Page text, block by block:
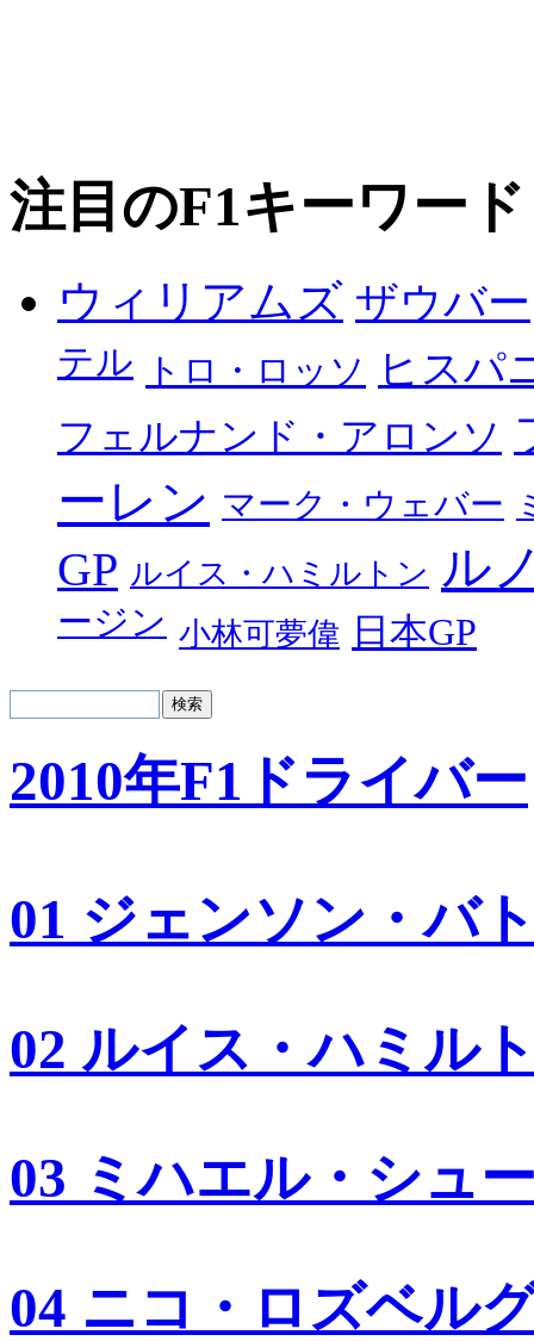
注目のF1キーワード
ウィリアムズ ザウバー
テル トロ・ロッソ ヒスパ
フェルナンド・アロンソ
ーレン マーク・ウェバー
GP ルイス・ハミルトン ル
ージン 小林可夢偉 日本GP
2010年F1ドライバー
01 ジェンソン・バ
02 ルイス・ハミル
03 ミハエル・シュ
04 ニコ・ロズベル